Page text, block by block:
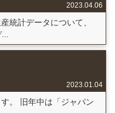
2023.04.06
統計データについて、
2023.01.04
。 旧年中は「ジャパン